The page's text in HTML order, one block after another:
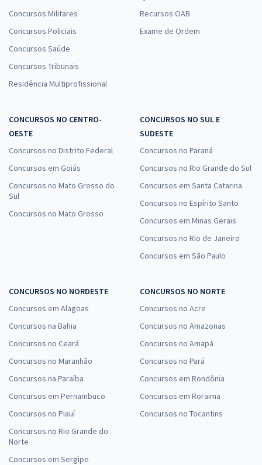
Concursos Militares
Concursos Policiais
Concursos Saúde
Concursos Tribunais
Residência Multiprofissional
Recursos OAB
Exame de Ordem
CONCURSOS NO CENTRO-
OESTE
Concursos no Distrito Federal
Concursos em Goiás
Concursos no Mato Grosso do
Sul
Concursos no Mato Grosso
CONCURSOS NO SUL E
SUDESTE
Concursos no Paraná
Concursos no Rio Grande do Sul
Concursos em Santa Catarina
Concursos no Espírito Santo
Concursos em Minas Gerais
Concursos no Rio de Janeiro
Concursos em São Paulo
CONCURSOS NO NORDESTE
Concursos em Alagoas
Concursos na Bahia
Concursos no Ceará
Concursos no Maranhão
Concursos na Paraíba
Concursos em Pernambuco
Concursos no Piauí
Concursos no Rio Grande do
Norte
Concursos em Sergipe
CONCURSOS NO NORTE
Concursos no Acre
Concursos no Amazonas
Concursos no Amapá
Concursos no Pará
Concursos em Rondônia
Concursos em Roraima
Concursos no Tocantins